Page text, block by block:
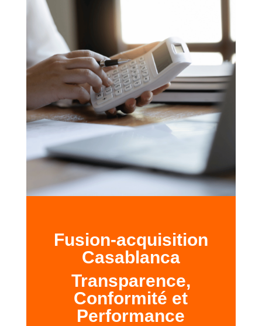
Fusion-acquisition
Casablanca
Transparence,
Conformité et
Performance